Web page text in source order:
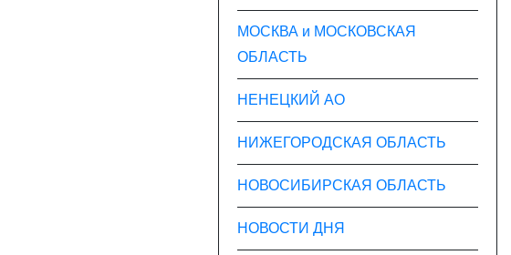
МОСКВА и МОСКОВСКАЯ
ОБЛАСТЬ
НЕНЕЦКИЙ АО
НИЖЕГОРОДСКАЯ ОБЛАСТЬ
НОВОСИБИРСКАЯ ОБЛАСТЬ
НОВОСТИ ДНЯ